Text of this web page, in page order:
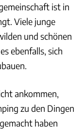
ist in
Viele junge
und schönen
ebenfalls, sich
ankommen,
zu den Dingen
haben